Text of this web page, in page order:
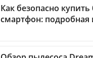
Как безопасно купить
смартфон: подробная